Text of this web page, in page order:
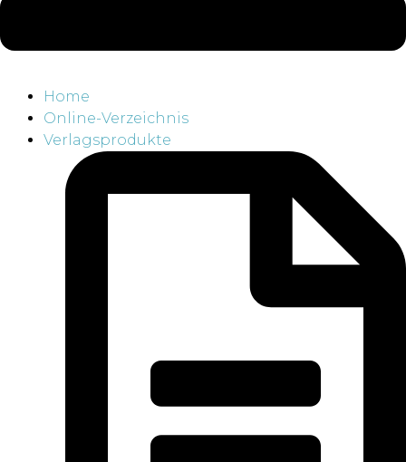
Home
Online-Verzeichnis
Verlagsprodukte